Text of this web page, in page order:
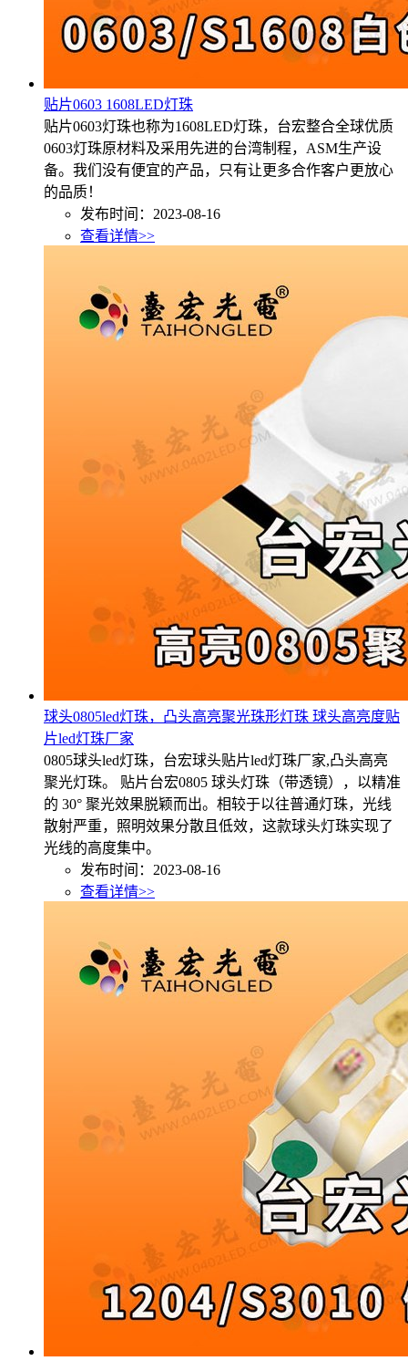
贴片0603 1608LED灯珠
贴片0603灯珠也称为1608LED灯珠，台宏整合全球优质
0603灯珠原材料及采用先进的台湾制程，ASM生产设
备。我们没有便宜的产品，只有让更多合作客户更放心
的品质！
发布时间：2023-08-16
查看详情>>
球头0805led灯珠，凸头高亮聚光珠形灯珠 球头高亮度贴
片led灯珠厂家
0805球头led灯珠，台宏球头贴片led灯珠厂家,凸头高亮
聚光灯珠。 贴片台宏0805 球头灯珠（带透镜），以精准
的 30° 聚光效果脱颖而出。相较于以往普通灯珠，光线
散射严重，照明效果分散且低效，这款球头灯珠实现了
光线的高度集中。
发布时间：2023-08-16
查看详情>>